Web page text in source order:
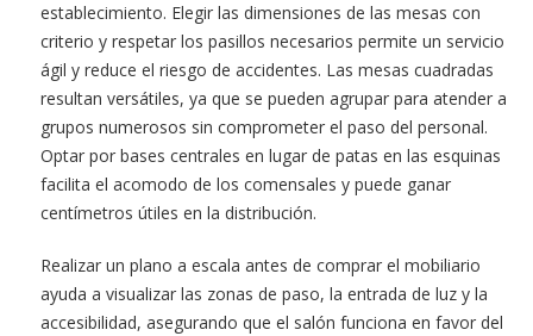
establecimiento. Elegir las dimensiones de las mesas con
criterio y respetar los pasillos necesarios permite un servicio
ágil y reduce el riesgo de accidentes. Las mesas cuadradas
resultan versátiles, ya que se pueden agrupar para atender a
grupos numerosos sin comprometer el paso del personal.
Optar por bases centrales en lugar de patas en las esquinas
facilita el acomodo de los comensales y puede ganar
centímetros útiles en la distribución.
Realizar un plano a escala antes de comprar el mobiliario
ayuda a visualizar las zonas de paso, la entrada de luz y la
accesibilidad, asegurando que el salón funciona en favor del